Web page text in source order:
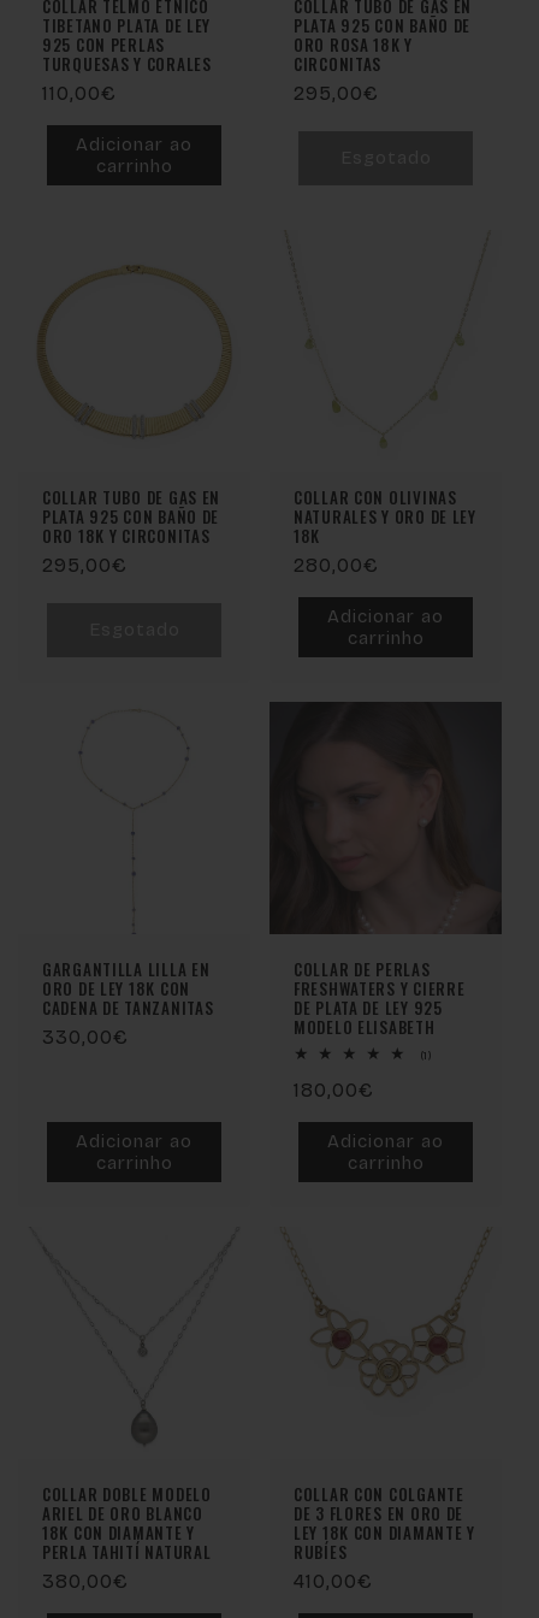
COLLAR TELMO ÉTNICO
TIBETANO PLATA DE LEY
925 CON PERLAS
TURQUESAS Y CORALES
Preço
normal
110,00€
Adicionar ao
carrinho
COLLAR TUBO DE GAS EN
PLATA 925 CON BAÑO DE
ORO ROSA 18K Y
CIRCONITAS
Preço
295,00€
Esgotado
COLLAR TUBO DE GAS EN
PLATA 925 CON BAÑO DE
ORO 18K Y CIRCONITAS
Preço
295,00€
COLLAR CON OLIVINAS
NATURALES Y ORO DE LEY
18K
Preço
normal
280,00€
Adicionar ao
carrinho
GARGANTILLA LILLA EN
ORO DE LEY 18K CON
CADENA DE TANZANITAS
Preço
330,00€
Adicionar ao
carrinho
COLLAR DE PERLAS
FRESHWATERS Y CIERRE
DE PLATA DE LEY 925
MODELO ELISABETH
(1)
Preço
normal
180,00€
Adicionar ao
carrinho
COLLAR DOBLE MODELO
ARIEL DE ORO BLANCO
18K CON DIAMANTE Y
PERLA TAHITÍ NATURAL
Preço
normal
380,00€
COLLAR CON COLGANTE
DE 3 FLORES EN ORO DE
LEY 18K CON DIAMANTE Y
RUBÍES
Preço
normal
410,00€